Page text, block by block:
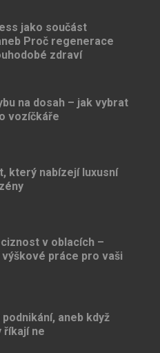
jako součást
Proč regenerace
zdraví
na dosah – jak vybrat
vozíčkáře
který nabízejí luxusní
v oblacích –
práce pro vaši
aneb když
říkají ne